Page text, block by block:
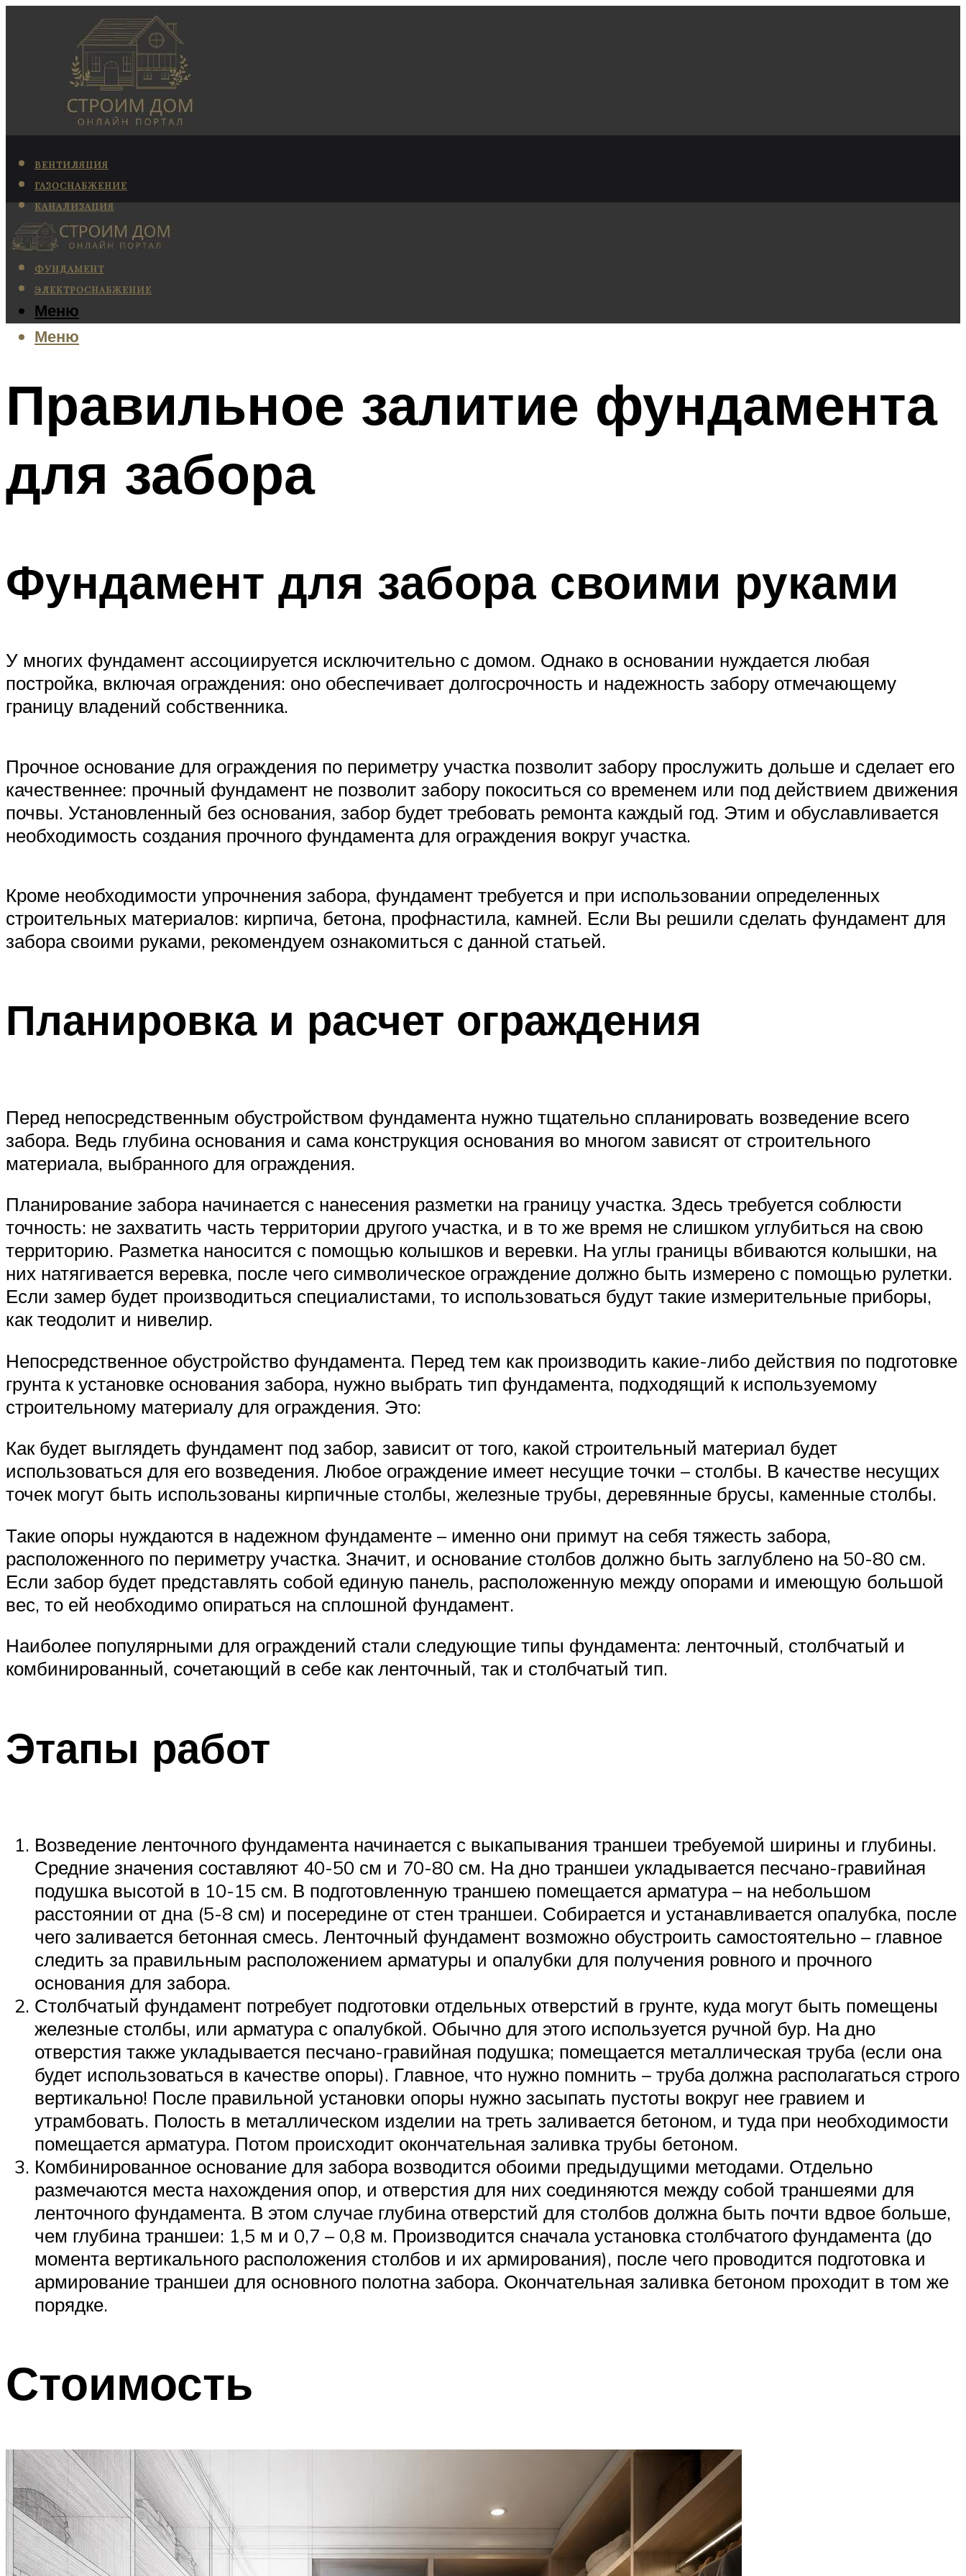
ВЕНТИЛЯЦИЯ
ГАЗОСНАБЖЕНИЕ
КАНАЛИЗАЦИЯ
КОНДИЦИОНИРОВАНИЕ
ОТОПЛЕНИЕ
ФУНДАМЕНТ
ЭЛЕКТРОСНАБЖЕНИЕ
Меню
Меню
Правильное залитие фундамента
для забора
Фундамент для забора своими руками
У многих фундамент ассоциируется исключительно с домом. Однако в основании нуждается любая
постройка, включая ограждения: оно обеспечивает долгосрочность и надежность забору отмечающему
границу владений собственника.
Прочное основание для ограждения по периметру участка позволит забору прослужить дольше и сделает его
качественнее: прочный фундамент не позволит забору покоситься со временем или под действием движения
почвы. Установленный без основания, забор будет требовать ремонта каждый год. Этим и обуславливается
необходимость создания прочного фундамента для ограждения вокруг участка.
Кроме необходимости упрочнения забора, фундамент требуется и при использовании определенных
строительных материалов: кирпича, бетона, профнастила, камней. Если Вы решили сделать фундамент для
забора своими руками, рекомендуем ознакомиться с данной статьей.
Планировка и расчет ограждения
Перед непосредственным обустройством фундамента нужно тщательно спланировать возведение всего
забора. Ведь глубина основания и сама конструкция основания во многом зависят от строительного
материала, выбранного для ограждения.
Планирование забора начинается с нанесения разметки на границу участка. Здесь требуется соблюсти
точность: не захватить часть территории другого участка, и в то же время не слишком углубиться на свою
территорию. Разметка наносится с помощью колышков и веревки. На углы границы вбиваются колышки, на
них натягивается веревка, после чего символическое ограждение должно быть измерено с помощью рулетки.
Если замер будет производиться специалистами, то использоваться будут такие измерительные приборы,
как теодолит и нивелир.
Непосредственное обустройство фундамента. Перед тем как производить какие-либо действия по подготовке
грунта к установке основания забора, нужно выбрать тип фундамента, подходящий к используемому
строительному материалу для ограждения. Это:
Как будет выглядеть фундамент под забор, зависит от того, какой строительный материал будет
использоваться для его возведения. Любое ограждение имеет несущие точки – столбы. В качестве несущих
точек могут быть использованы кирпичные столбы, железные трубы, деревянные брусы, каменные столбы.
Такие опоры нуждаются в надежном фундаменте – именно они примут на себя тяжесть забора,
расположенного по периметру участка. Значит, и основание столбов должно быть заглублено на 50-80 см.
Если забор будет представлять собой единую панель, расположенную между опорами и имеющую большой
вес, то ей необходимо опираться на сплошной фундамент.
Наиболее популярными для ограждений стали следующие типы фундамента: ленточный, столбчатый и
комбинированный, сочетающий в себе как ленточный, так и столбчатый тип.
Этапы работ
Возведение ленточного фундамента начинается с выкапывания траншеи требуемой ширины и глубины.
Средние значения составляют 40-50 см и 70-80 см. На дно траншеи укладывается песчано-гравийная
подушка высотой в 10-15 см. В подготовленную траншею помещается арматура – на небольшом
расстоянии от дна (5-8 см) и посередине от стен траншеи. Собирается и устанавливается опалубка, после
чего заливается бетонная смесь. Ленточный фундамент возможно обустроить самостоятельно – главное
следить за правильным расположением арматуры и опалубки для получения ровного и прочного
основания для забора.
Столбчатый фундамент потребует подготовки отдельных отверстий в грунте, куда могут быть помещены
железные столбы, или арматура с опалубкой. Обычно для этого используется ручной бур. На дно
отверстия также укладывается песчано-гравийная подушка; помещается металлическая труба (если она
будет использоваться в качестве опоры). Главное, что нужно помнить – труба должна располагаться строго
вертикально! После правильной установки опоры нужно засыпать пустоты вокруг нее гравием и
утрамбовать. Полость в металлическом изделии на треть заливается бетоном, и туда при необходимости
помещается арматура. Потом происходит окончательная заливка трубы бетоном.
Комбинированное основание для забора возводится обоими предыдущими методами. Отдельно
размечаются места нахождения опор, и отверстия для них соединяются между собой траншеями для
ленточного фундамента. В этом случае глубина отверстий для столбов должна быть почти вдвое больше,
чем глубина траншеи: 1,5 м и 0,7 – 0,8 м. Производится сначала установка столбчатого фундамента (до
момента вертикального расположения столбов и их армирования), после чего проводится подготовка и
армирование траншеи для основного полотна забора. Окончательная заливка бетоном проходит в том же
порядке.
Стоимость